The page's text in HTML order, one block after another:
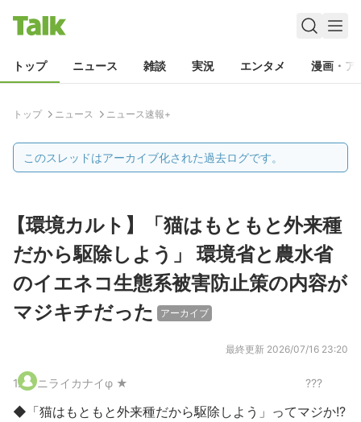
トップ ニュース 雑談 実況 エンタメ 漫画・ア
トップ ニュース ニュース速報+
このスレッドはアーカイブ化された過去ログです。
【環境カルト】「猫はもともと外来種
だから駆除しよう」 環境省と農水省
のイエネコ生態系被害防止策の内容が
マジキチだった
アーカイブ
最終更新 2026/07/16 23:20
1. ニライカナイφ ★ ???
◆「猫はもともと外来種だから駆除しよう」ってマジか!?